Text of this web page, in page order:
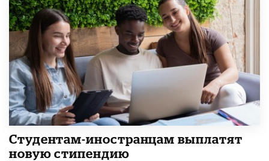
Студентам-иностранцам выплатят
новую стипендию